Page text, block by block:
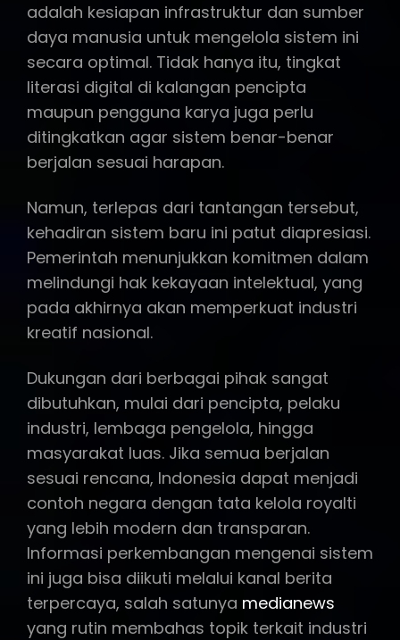
adalah kesiapan infrastruktur dan sumber
daya manusia untuk mengelola sistem ini
secara optimal. Tidak hanya itu, tingkat
literasi digital di kalangan pencipta
maupun pengguna karya juga perlu
ditingkatkan agar sistem benar-benar
berjalan sesuai harapan.
Namun, terlepas dari tantangan tersebut,
kehadiran sistem baru ini patut diapresiasi.
Pemerintah menunjukkan komitmen dalam
melindungi hak kekayaan intelektual, yang
pada akhirnya akan memperkuat industri
kreatif nasional.
Dukungan dari berbagai pihak sangat
dibutuhkan, mulai dari pencipta, pelaku
industri, lembaga pengelola, hingga
masyarakat luas. Jika semua berjalan
sesuai rencana, Indonesia dapat menjadi
contoh negara dengan tata kelola royalti
yang lebih modern dan transparan.
Informasi perkembangan mengenai sistem
ini juga bisa diikuti melalui kanal berita
terpercaya, salah satunya medianews
yang rutin membahas topik terkait industri